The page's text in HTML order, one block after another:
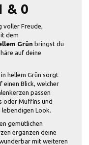
& 0
voller Freude,
dem
Grün bringst du
auf deine
in hellem Grün sorgt
Blick, welcher
passen
oder Muffins und
lebendigen Look.
gemütlichen
ergänzen deine
mit weiteren